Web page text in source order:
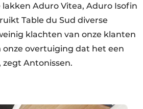
Aduro Vitea, Aduro Isofin
Table du Sud diverse
klachten van onze klanten
overtuiging dat het een
zegt Antonissen.